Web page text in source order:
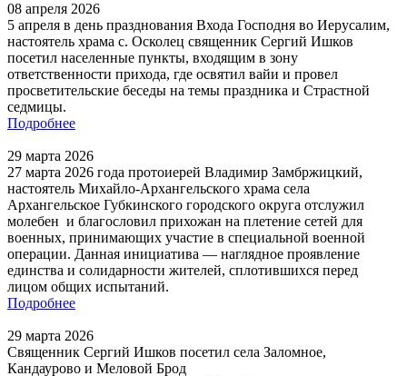
08 апреля 2026
5 апреля в день празднования Входа Господня во Иерусалим,
настоятель храма с. Осколец священник Сергий Ишков
посетил населенные пункты, входящим в зону
ответственности прихода, где освятил вайи и провел
просветительские беседы на темы праздника и Страстной
седмицы.
Подробнее
29 марта 2026
27 марта 2026 года протоиерей Владимир Замбржицкий,
настоятель Михайло-Архангельского храма села
Архангельское Губкинского городского округа отслужил
молебен и благословил прихожан на плетение сетей для
военных, принимающих участие в специальной военной
операции. Данная инициатива — наглядное проявление
единства и солидарности жителей, сплотившихся перед
лицом общих испытаний.
Подробнее
29 марта 2026
Священник Сергий Ишков посетил села Заломное,
Кандаурово и Меловой Брод